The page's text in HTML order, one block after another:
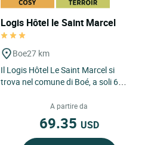
Logis Hôtel le Saint Marcel
Boe27 km
Il Logis Hôtel Le Saint Marcel si
trova nel comune di Boé, a soli 6
situato a metà strada...
A partire da
69.35 USD